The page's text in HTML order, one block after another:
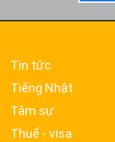
Tin tức
Tiếng Nhật
Tâm sự
Thuế - visa